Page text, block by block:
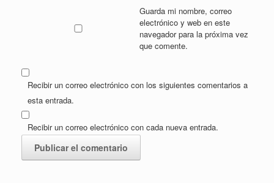
Guarda mi nombre, correo
electrónico y web en este
navegador para la próxima vez
que comente.
Recibir un correo electrónico con los siguientes comentarios a
esta entrada.
Recibir un correo electrónico con cada nueva entrada.